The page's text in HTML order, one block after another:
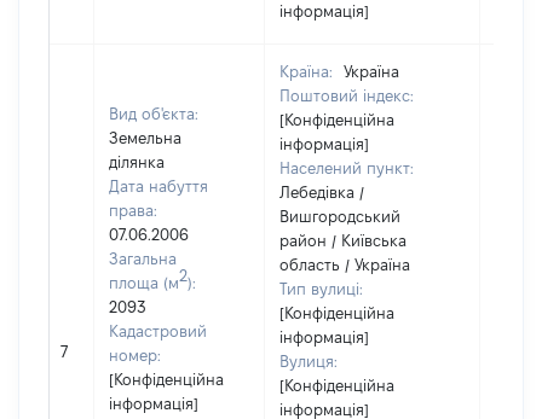
інформація]
7
Вид об'єкта:
Земельна
ділянка
Дата набуття
права:
07.06.2006
Загальна
площа (м2):
2093
Кадастровий
номер:
[Конфіденційна
інформація]
Країна:
Україна
Поштовий індекс:
[Конфіденційна
інформація]
Населений пункт:
Лебедівка /
Вишгородський
район / Київська
область / Україна
Тип вулиці:
[Конфіденційна
інформація]
Вулиця:
[Конфіденційна
інформація]